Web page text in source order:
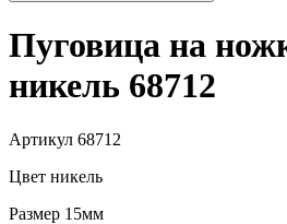
Пуговица на
никель 68712
Артикул 68712
Цвет никель
Размер 15мм